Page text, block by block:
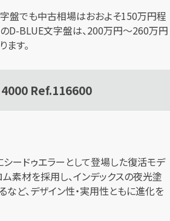
盤でも中古相場はおおよそ150万円程
のD-BLUE文字盤は、200万円～260万円
す。
4000 Ref.116600
ードゥエラーとして登場した復活モデ
素材を採用し、インデックスの夜光塗
ど、デザイン性・実用性ともに進化を